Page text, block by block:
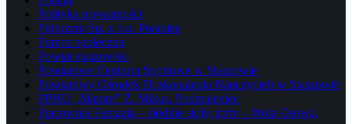
Polityka prywatności
Polprzem Sp. z o.o. Połaniec
Pomoc społeczna
Powiat staszowski
Powiatowe Centrum Sportowe w Staszowie
Powiatowy Ośrodek Doskonalenia Nauczycieli w Staszowie
PPHU „Maxim” Z. Mikus, Podmaleniec
Pracownia Fantazja – słodkie stoły, torty – Wola Osowa,